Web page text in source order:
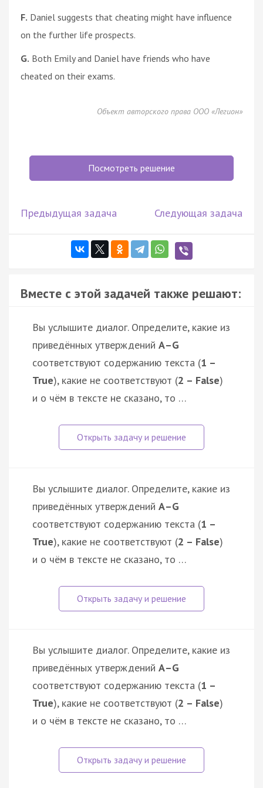
F. Daniel suggests that cheating might have influence
on the further life prospects.
G. Both Emily and Daniel have friends who have
cheated on their exams.
Объект авторского права ООО «Легион»
Посмотреть решение
Предыдущая задача Следующая задача
Вместе с этой задачей также решают:
Вы услышите диалог. Определите, какие из
приведённых утверждений А–G
соответствуют содержанию текста (1 –
True), какие не соответствуют (2 – False)
и о чём в тексте не сказано, то …
Вы услышите диалог. Определите, какие из
приведённых утверждений А–G
соответствуют содержанию текста (1 –
True), какие не соответствуют (2 – False)
и о чём в тексте не сказано, то …
Вы услышите диалог. Определите, какие из
приведённых утверждений А–G
соответствуют содержанию текста (1 –
True), какие не соответствуют (2 – False)
и о чём в тексте не сказано, то …